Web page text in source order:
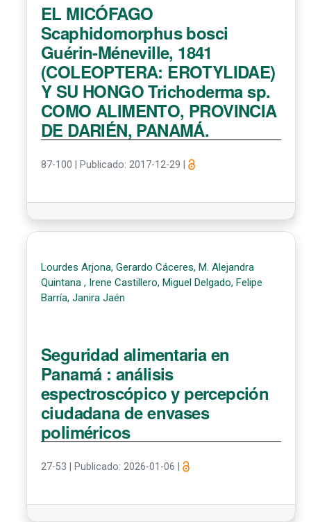
EL MICÓFAGO
Scaphidomorphus bosci
Guérin-Méneville, 1841
(COLEOPTERA: EROTYLIDAE)
Y SU HONGO Trichoderma sp.
COMO ALIMENTO, PROVINCIA
DE DARIÉN, PANAMÁ.
87-100 Publicado: 2017-12-29
Lourdes Arjona, Gerardo Cáceres, M. Alejandra
Quintana , Irene Castillero, Miguel Delgado, Felipe
Barría, Janira Jaén
Seguridad alimentaria en
Panamá : análisis
espectroscópico y percepción
ciudadana de envases
poliméricos
27-53 Publicado: 2026-01-06